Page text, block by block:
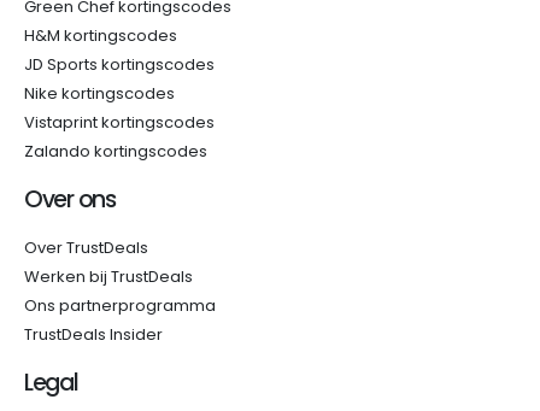
Green Chef kortingscodes
H&M kortingscodes
JD Sports kortingscodes
Nike kortingscodes
Vistaprint kortingscodes
Zalando kortingscodes
Over ons
Over TrustDeals
Werken bij TrustDeals
Ons partnerprogramma
TrustDeals Insider
Legal